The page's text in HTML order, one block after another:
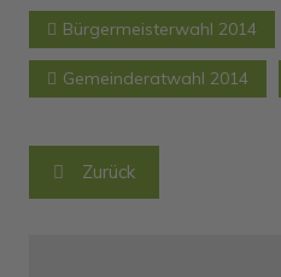
Bürgermeisterwahl 2014
Gemeinderatwahl 2014
Beitragsnavigation
Zurück